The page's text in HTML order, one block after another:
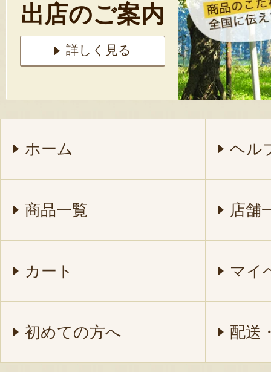
出店のご案内
詳しく見る
ホーム ヘル
商品一覧 店舗
カート マイ
初めての方へ 配送